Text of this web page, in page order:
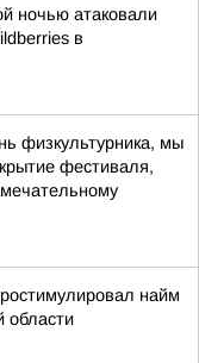
ночью атаковали
в
физкультурника, мы
фестиваля,
найм
области